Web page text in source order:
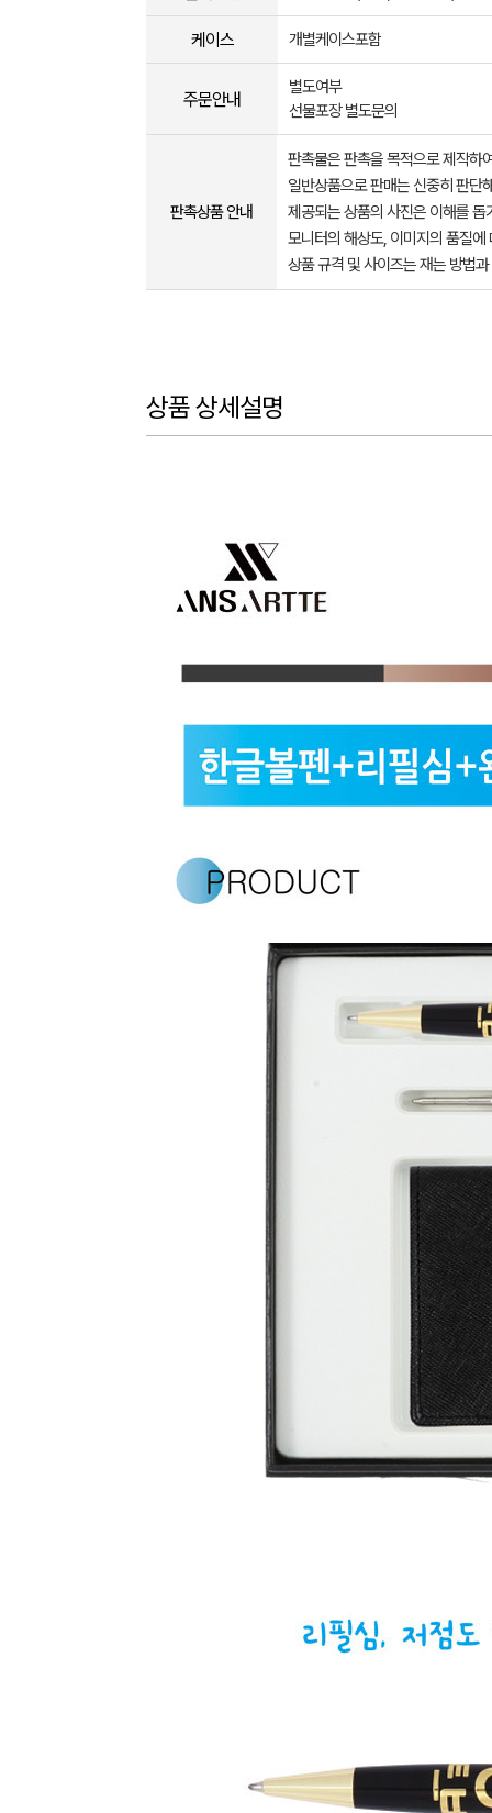
케이스 개별케이스포함
주문안내
별도여부
선물포장 별도문의
판촉상품 안내
판촉물은 판촉을 목적으로 제작하
일반상품으로 판매는 신중히 판단
제공되는 상품의 사진은 이해를
모니터의 해상도, 이미지의 품질
상품 규격 및 사이즈는 재는 방법
상품 상세설명